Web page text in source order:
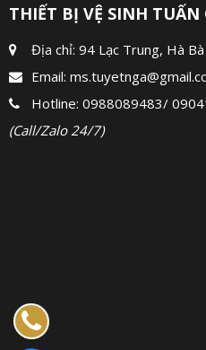
THIẾT BỊ VỆ SINH TUẤN
Địa chỉ: 94 Lạc Trung, Hà
Email:
Hotline: 0988089483/
(Call/Zalo 24/7)